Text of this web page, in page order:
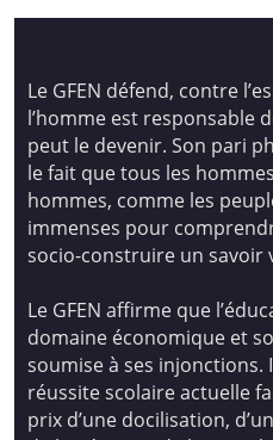
Le GFEN défend, contre
l’homme est responsable
peut le devenir. Son pari
le fait que tous les
hommes, comme les
immenses pour
socio-construire un savoir
Le GFEN affirme que
domaine économique et
soumise à ses
réussite scolaire actuelle
prix d’une docilisation,